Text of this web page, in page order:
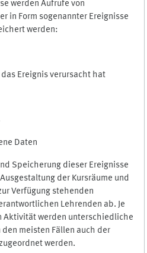
werden Aufrufe von
in Form sogenannter Ereignisse
werden:
Ereignis verursacht hat
Daten
Speicherung dieser Ereignisse
der Kursräume und
Verfügung stehenden
Lehrenden ab. Je
Aktivität werden unterschiedliche
meisten Fällen auch der
werden.